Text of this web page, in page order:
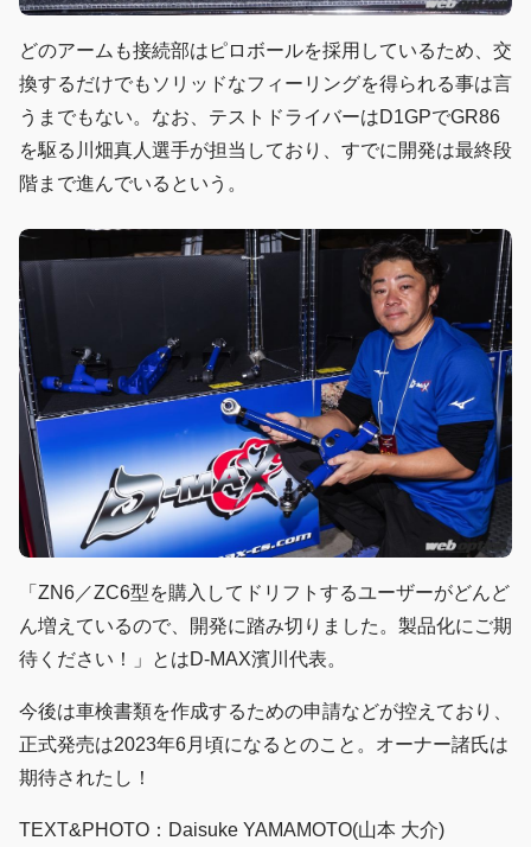
どのアームも接続部はピロボールを採用しているため、交
換するだけでもソリッドなフィーリングを得られる事は言
うまでもない。なお、テストドライバーはD1GPでGR86
を駆る川畑真人選手が担当しており、すでに開発は最終段
階まで進んでいるという。
「ZN6／ZC6型を購入してドリフトするユーザーがどんど
ん増えているので、開発に踏み切りました。製品化にご期
待ください！」とはD-MAX濱川代表。
今後は車検書類を作成するための申請などが控えており、
正式発売は2023年6月頃になるとのこと。オーナー諸氏は
期待されたし！
TEXT&PHOTO：Daisuke YAMAMOTO(山本 大介)